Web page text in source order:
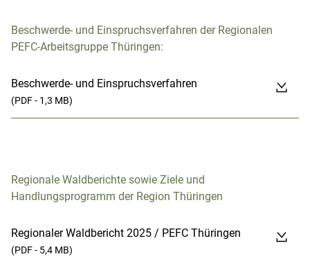
Beschwerde- und Einspruchsverfahren der Regionalen
PEFC-Arbeitsgruppe Thüringen:
Beschwerde- und Einspruchsverfahren
(PDF - 1,3 MB)
Regionale Waldberichte sowie Ziele und
Handlungsprogramm der Region Thüringen
Regionaler Waldbericht 2025 / PEFC Thüringen
(PDF - 5,4 MB)